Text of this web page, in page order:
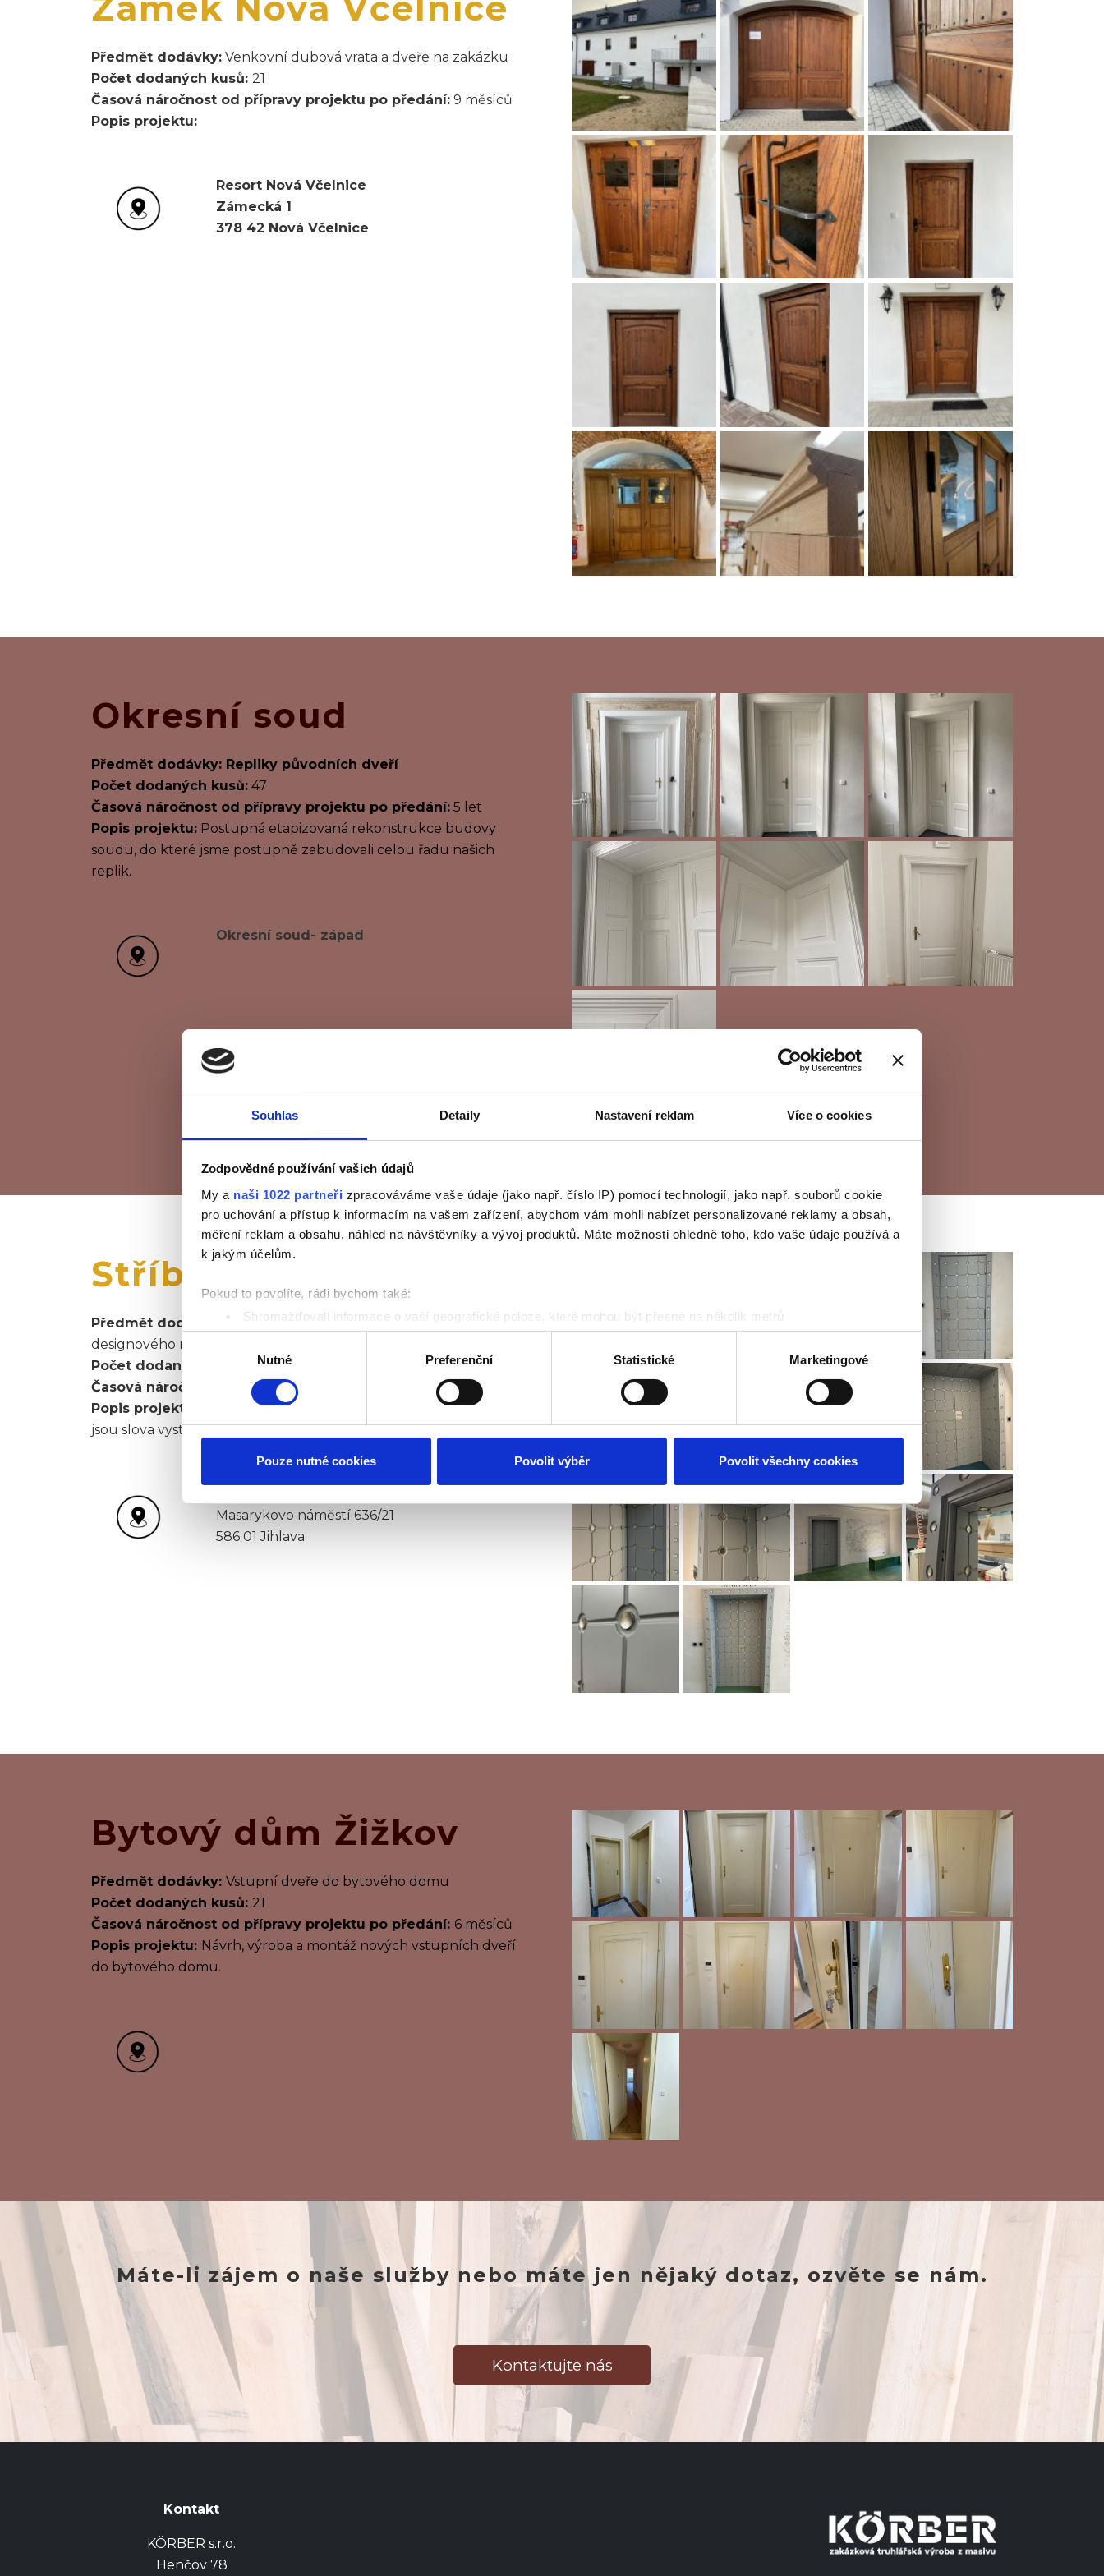
Souhlas Detaily Nastavení reklam Více o cookies
Zodpovědné používání vašich údajů
My a naši 1022 partneři zpracováváme vaše údaje (jako např. číslo IP) pomocí technologií, jako např. souborů cookie
pro uchování a přístup k informacím na vašem zařízení, abychom vám mohli nabízet personalizované reklamy a obsah,
měření reklam a obsahu, náhled na návštěvníky a vývoj produktů. Máte možnosti ohledně toho, kdo vaše údaje používá a
k jakým účelům.
Pokud to povolíte, rádi bychom také:
Shromažďovali informace o vaší geografické poloze, které mohou být přesné na několik metrů
Identifikovali vaše zařízení pomocí aktivního skenování pro konkrétní charakteristiky (otisk prstu)
Zjistěte více o tom, jak zpracováváme vaše osobní údaje, a nastavte si předvolby v
části s podrobnostmi. Svůj souhlas
můžete kdykoliv změnit nebo odvolat v části Prohlášení o souborech cookie.
cookie. Informace o tom, jak náš web používáte, sdílíme se svými partnery pro sociální média, inzerci a analýzy. Partneři
tyto údaje mohou zkombinovat s dalšími informacemi, které jste jim poskytli nebo které získali v důsledku toho, že
Výběr
souhlasu
Nutné Preferenční Statistické Marketingové
Pouze nutné cookies Povolit výběr Povolit všechny cookies
Zámek Nová Včelnice
Předmět dodávky: Venkovní dubová vrata a dveře na zakázku
Počet dodaných kusů: 21
Časová náročnost od přípravy projektu po předání: 9 měsíců
Popis projektu:
Resort Nová Včelnice
Zámecká 1
378 42 Nová Včelnice
Okresní soud
Předmět dodávky: Repliky původních dveří
Počet dodaných kusů: 47
Časová náročnost od přípravy projektu po předání: 5 let
Popis projektu: Postupná etapizovaná rekonstrukce budovy
soudu, do které jsme postupně zabudovali celou řadu našich
replik.
Okresní soud- západ
Stříbrný dům MN21
Předmět dodávky:
designového návrhu autora projektu
Počet dodaných kusů: 21
Časová náročnost od přípravy projektu po předání: 1 rok
Popis projektu:
Nádherný, složitý a jedinečný a neopakovatelný, to
jsou slova vystihující tento projekt.
Masarykovo náměstí 636/21
586 01 Jihlava
Bytový dům Žižkov
Předmět dodávky: Vstupní dveře do bytového domu
Počet dodaných kusů: 21
Časová náročnost od přípravy projektu po předání: 6 měsíců
Popis projektu: Návrh, výroba a montáž nových vstupních dveří
do bytového domu.
Máte-li zájem o naše služby nebo máte jen nějaký dotaz, ozvěte se nám.
Kontaktujte nás
Kontakt
KÖRBER s.r.o.
Henčov 78